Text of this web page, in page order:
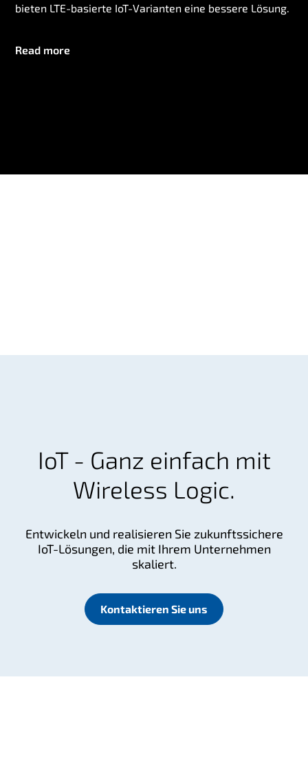
bieten LTE-basierte IoT-Varianten eine bessere Lösung.
Read more
IoT - Ganz einfach mit
Wireless Logic.
Entwickeln und realisieren Sie zukunftssichere
IoT-Lösungen, die mit Ihrem Unternehmen
skaliert.
Kontaktieren Sie uns